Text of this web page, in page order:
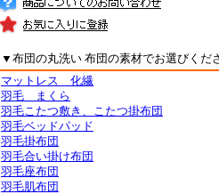
▼布団の丸洗い 布団の素材でお選びくだ
マットレス 化繊
羽毛 まくら
羽毛こたつ敷き、こたつ掛布団
羽毛ベッドパッド
羽毛掛布団
羽毛合い掛け布団
羽毛座布団
羽毛肌布団